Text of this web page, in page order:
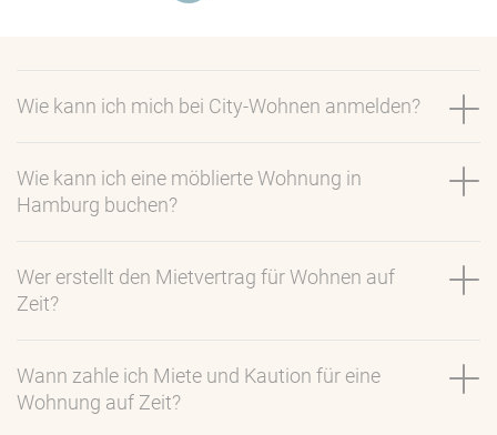
Wie kann ich mich bei City-Wohnen anmelden?
Wie kann ich eine möblierte Wohnung in
Hamburg buchen?
Wer erstellt den Mietvertrag für Wohnen auf
Zeit?
Wann zahle ich Miete und Kaution für eine
Wohnung auf Zeit?